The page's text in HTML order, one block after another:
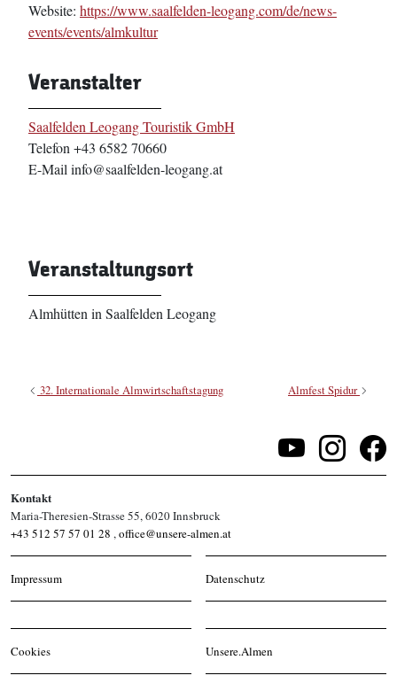
Website: https://www.saalfelden-leogang.com/de/news-
events/events/almkultur
Veranstalter
Saalfelden Leogang Touristik GmbH
Telefon +43 6582 70660
E-Mail info@saalfelden-leogang.at
Veranstaltungsort
Almhütten in Saalfelden Leogang
32. Internationale Almwirtschaftstagung Almfest Spidur
Kontakt
Maria-Theresien-Strasse 55, 6020 Innsbruck
+43 512 57 57 01 28 ,office@unsere-almen.at
Impressum Datenschutz
Cookies Unsere.Almen